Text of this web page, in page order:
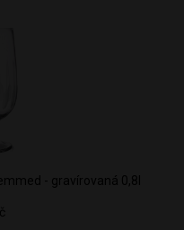
- gravírovaná 0,8l